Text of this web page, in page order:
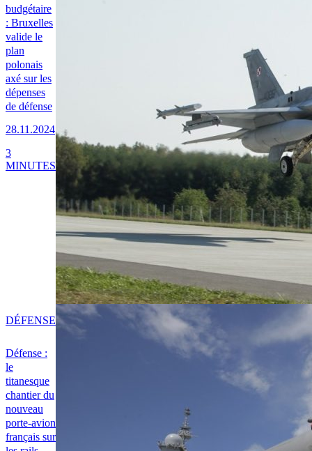
budgétaire
: Bruxelles
valide le
plan
polonais
axé sur les
dépenses
de défense
28.11.2024
3
MINUTES
Défense :
le
titanesque
chantier du
nouveau
porte-avion
français sur
DÉFENSE